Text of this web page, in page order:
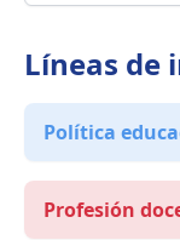
Líneas de
Política
Profesión